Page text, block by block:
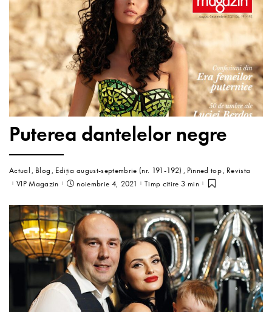
Puterea dantelelor negre
Actual Blog Ediția august-septembrie (nr. 191-192) Pinned top Revista
VIP Magazin
noiembrie 4, 2021 Timp citire 3 min